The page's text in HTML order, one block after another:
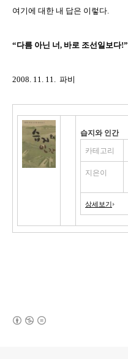
여기에 대한 내 답은 이렇다.
“다름 아닌 너, 바로 조선일보다!”
2008. 11. 11. 파비
습지와 인간
카테고리
지은이
상세보기